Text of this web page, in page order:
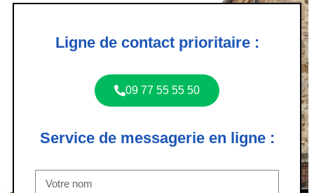
Ligne de contact prioritaire :
09 77 55 55 50
Service de messagerie en ligne :